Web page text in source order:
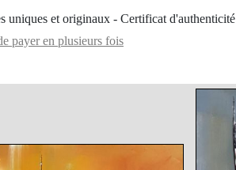
uniques et originaux - Certificat d'authenticité
payer en plusieurs fois